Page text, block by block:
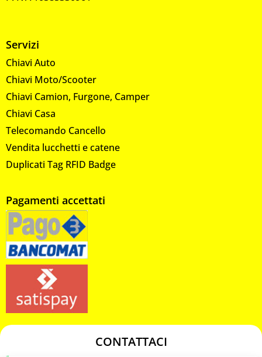
Servizi
Chiavi Auto
Chiavi Moto/Scooter
Chiavi Camion, Furgone, Camper
Chiavi Casa
Telecomando Cancello
Vendita lucchetti e catene
Duplicati Tag RFID Badge
Pagamenti accettati
CONTATTACI